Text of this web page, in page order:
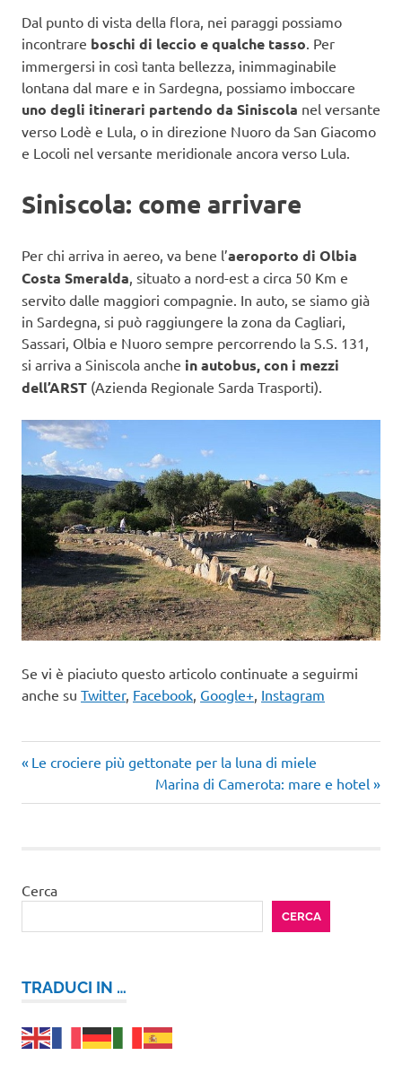
Dal punto di vista della flora, nei paraggi possiamo
incontrare boschi di leccio e qualche tasso . Per
immergersi in così tanta bellezza, inimmaginabile
lontana dal mare e in Sardegna, possiamo imboccare
uno degli itinerari partendo da Siniscola nel versante
verso Lodè e Lula, o in direzione Nuoro da San Giacomo
e Locoli nel versante meridionale ancora verso Lula.
Siniscola: come arrivare
Per chi arriva in aereo, va bene l’aeroporto di Olbia
Costa Smeralda , situato a nord-est a circa 50 Km e
servito dalle maggiori compagnie. In auto, se siamo già
in Sardegna, si può raggiungere la zona da Cagliari,
Sassari, Olbia e Nuoro sempre percorrendo la S.S. 131,
si arriva a Siniscola anche in autobus, con i mezzi
dell’ARST (Azienda Regionale Sarda Trasporti).
Se vi è piaciuto questo articolo continuate a seguirmi
anche su Twitter, Facebook, Google+, Instagram
Navigazione
articoli
Articolo
Le crociere più gettonate per la luna di miele
Articolo
successivo:
Marina di Camerota: mare e hotel
Cerca
CERCA
TRADUCI IN …